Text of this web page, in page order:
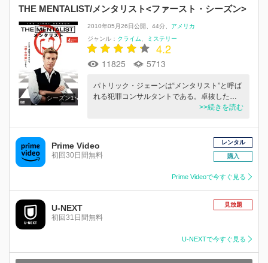
THE MENTALIST/メンタリスト<ファースト・シーズン>
シーズン1
2010年05月26日公開 44分
アメリカ
ジャンル： クライム ミステリー
4.2
11825 5713
パトリック・ジェーンは“メンタリスト”と呼ば
れる犯罪コンサルタントである。卓抜した…
>>続きを読む
Prime Video
初回30日間無料
レンタル
購入
Prime Videoで今すぐ見る
U-NEXT
初回31日間無料
見放題
U-NEXTで今すぐ見る